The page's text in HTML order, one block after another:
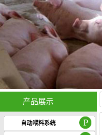
产品展示
自动喂料系统